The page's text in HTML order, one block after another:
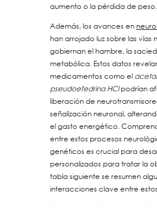
aumento o la pérdida de peso.
Además, los avances en
han arrojado luz sobre las vías
gobiernan el hambre, la
metabólica. Estos datos
medicamentos como el
pseudoefedrina HClpodrían
liberación de
señalización neuronal,
el gasto energético.
entre estos procesos
genéticos es crucial para
personalizados para tratar la
tabla siguiente se resumen
interacciones clave entre